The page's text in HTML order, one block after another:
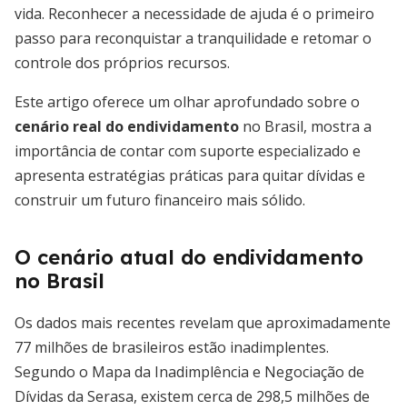
vida. Reconhecer a necessidade de ajuda é o primeiro
passo para reconquistar a tranquilidade e retomar o
controle dos próprios recursos.
Este artigo oferece um olhar aprofundado sobre o
cenário real do endividamento no Brasil, mostra a
importância de contar com suporte especializado e
apresenta estratégias práticas para quitar dívidas e
construir um futuro financeiro mais sólido.
O cenário atual do endividamento
no Brasil
Os dados mais recentes revelam que aproximadamente
77 milhões de brasileiros estão inadimplentes.
Segundo o Mapa da Inadimplência e Negociação de
Dívidas da Serasa, existem cerca de 298,5 milhões de